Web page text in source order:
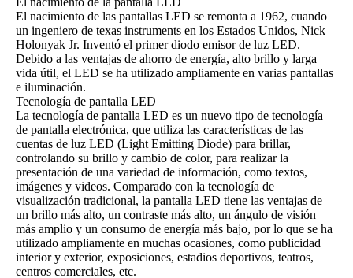
El nacimiento de las pantallas LED se remonta a 1962, cuando
un ingeniero de texas instruments en los Estados Unidos, Nick
Holonyak Jr. Inventó el primer diodo emisor de luz LED.
Debido a las ventajas de ahorro de energía, alto brillo y larga
vida útil, el LED se ha utilizado ampliamente en varias pantallas
e iluminación.
Tecnología de pantalla LED
La tecnología de pantalla LED es un nuevo tipo de tecnología
de pantalla electrónica, que utiliza las características de las
cuentas de luz LED (Light Emitting Diode) para brillar,
controlando su brillo y cambio de color, para realizar la
presentación de una variedad de información, como textos,
imágenes y videos. Comparado con la tecnología de
visualización tradicional, la pantalla LED tiene las ventajas de
un brillo más alto, un contraste más alto, un ángulo de visión
más amplio y un consumo de energía más bajo, por lo que se ha
utilizado ampliamente en muchas ocasiones, como publicidad
interior y exterior, exposiciones, estadios deportivos, teatros,
centros comerciales, etc.